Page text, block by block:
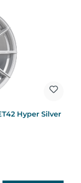
Hyper Silver